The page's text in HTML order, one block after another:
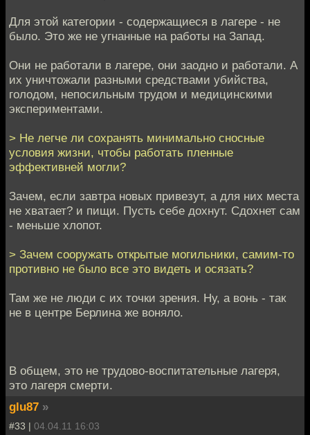
Для этой категории - содержащиеся в лагере - не
было. Это же не угнанные на работы на Запад.
Они не работали в лагере, они заодно и работали. А
их уничтожали разными средствами убийства,
голодом, непосильным трудом и медицинскими
экспериментами.
> Не легче ли сохранять минимально сносные
условия жизни, чтобы работать пленные
эффективней могли?
Зачем, если завтра новых привезут, а для них места
не хватает? и пищи. Пусть себе дохнут. Сдохнет сам
- меньше хлопот.
> Зачем сооружать открытые могильники, самим-то
противно не было все это видеть и осязать?
Там же не люди с их точки зрения. Ну, а вонь - так
не в центре Берлина же воняло.
В общем, это не трудово-воспитательные лагеря,
это лагеря смерти.
glu87 »
#33 | 04.04.11 16:03